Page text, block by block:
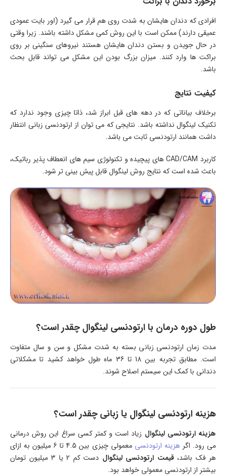
افرادی که دندان هایشان به شدت روی هم قرار می گیرد (اور بایت عمودی
عمیقی دارند) ممکن است با این روش کمی مشکل داشته باشند. زیرا وقتی
در حال جویدن و بستن دندان هایشان هستند نیروهای سنگینی بر روی
براکت ها وارد کنند. میزان بزرگ بودن این مشکل می تواند قابل بحث
باشد.
کیفیت نتایج
برخلاف بیاناتی که در دهه های قبل ابراز شد، ذاتا چیزی وجود ندارد که
تکنیک لینگوال نداشته باشد. نتایجی که می توان از ارتودنسی زبانی انتظار
داشت همانند ارتودنسی ثابت می باشد.
کاربرد CAD/CAM های پیچیده و تکنولوژی سیم های انعطاف پذیر رباتیک،
باعث شده است که نتایج روش لینگوال قابل پیش بینی تر شود.
طول دوره درمان با ارتودنسی لینگوال چقدر است؟
مدت زمان ارتودنسی زبانی بسته به شدت مشکل و سن و سال متفاوت
است. مطابق تجربه بین 18 تا 36 ماه طول خواهد کشید تا مشکلاتی
دندانی با کمک این سیستم اصلاح شوند.
هزینه ارتودنسی لینگوال یا زبانی چقدر است؟
هزینه ارتودنسی لینگوال زیاد است و کمتر کسی سراغ این روش درمانی
می رود. اگرهزینه ارتودنسی
معمولی چیزی بین 4.5 تا 6 میلیون به ازای
هر فک باشد،قیمت ارتودنسی لینگوال
دست کم 2 یا 3 میلیون تومان
بیشتر از ارتودنسی معمولی خواهد بود.